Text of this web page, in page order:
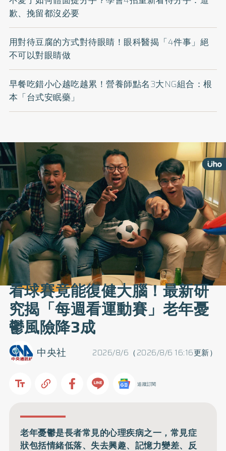
歉、挽留都沒必要
用對待豆腐的方式對待眼睛！眼科醫揭「4件事」絕
不可以對眼睛做
早餐吃錯小心越吃越累！營養師點名3大NG組合：根
本「台式安眠藥」
看球賽竟能復健大腦！最新研
究揭「每週看運動賽」老年憂
鬱風險降3成
2026/8/6（2026/8/6 16:16更新）
中央社
追蹤訂閱
老年憂鬱是長者常見的心理疾病之一，常見症
狀包括情緒低落、失去興趣、記憶力變差、反